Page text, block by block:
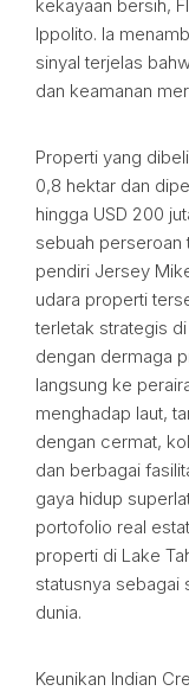
kekayaan bersih,
Ippolito. Ia
sinyal terjelas
dan keamanan
Properti yang
0,8 hektar dan
hingga USD 200
sebuah perseroan
pendiri Jersey
udara properti
terletak strategis
dengan dermaga
langsung ke
menghadap laut,
dengan cermat,
dan berbagai
gaya hidup
portofolio real
properti di Lake
statusnya sebagai
dunia.
Keunikan Indian